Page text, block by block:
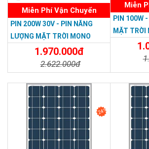
Miễn Phí Vận Chuyển
PIN 200W 30V - PIN NĂNG
LƯỢNG MẶT TRỜI MONO
200W-30V1.970.000đ
2.622.000đ
Miễn
PIN 100W
MẶT TRỜI
Chi Tiết
24%